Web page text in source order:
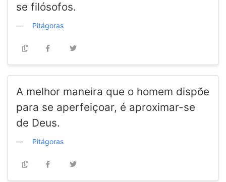
se filósofos.
Pitágoras
A melhor maneira que o homem dispõe
para se aperfeiçoar, é aproximar-se
de Deus.
Pitágoras